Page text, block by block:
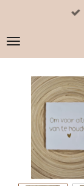
naar
de